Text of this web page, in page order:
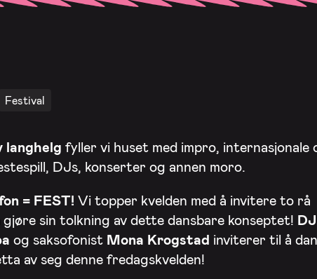
Festival
langhelg fyller vi huset med impro, internasjonale
DJs, konserter og annen moro.
= FEST! Vi topper kvelden med å invitere to rå
sin tolkning av dette dansbare konseptet! DJ
og saksofonist Mona Krogstad inviterer til å
av seg denne fredagskvelden!